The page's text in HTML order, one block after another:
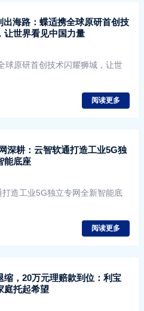
海路：蝶适携全球原研首创技
让世界看见中国力量
球原研首创技术闪耀狮城，让世
阅读更多
深耕：云智软通打造工业5G独
能底座
造工业5G独立专网全新智能底
阅读更多
缩，20万元理赔款到位：利宝
庭托起希望